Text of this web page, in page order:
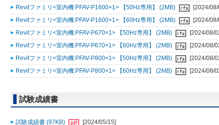
Revitファミリ<室内機:PFAV-P1600×1> 【50Hz専用】 (2MB)
[2024/
Revitファミリ<室内機:PFAV-P1600×1> 【60Hz専用】 (2MB)
[2024/
Revitファミリ<室内機:PFAV-P670×1> 【50Hz専用】 (2MB)
[2024/08/
Revitファミリ<室内機:PFAV-P670×1> 【60Hz専用】 (2MB)
[2024/08/
Revitファミリ<室内機:PFAV-P800×1> 【50Hz専用】 (2MB)
[2024/08/
Revitファミリ<室内機:PFAV-P800×1> 【60Hz専用】 (2MB)
[2024/08/
試験成績書
試験成績書 (97KB) [2024/05/15]